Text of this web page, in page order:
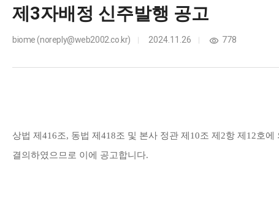
제3자배정 신주발행 공고
biome (noreply@web2002.co.kr) 2024.11.26 778
상법 제 416조, 동법 제 418조 및 본사 정관 제 10조 제 2항 제 12호에
결의하였으므로 이에 공고합니다.